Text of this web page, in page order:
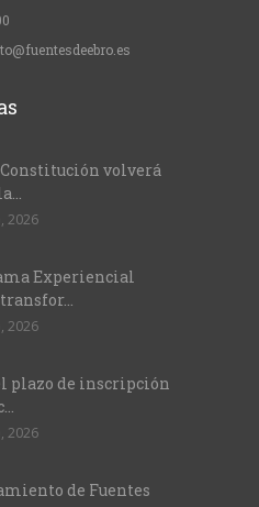
volverá
2026
Experiencial
2026
plazo de inscripción
2026
de Fuentes